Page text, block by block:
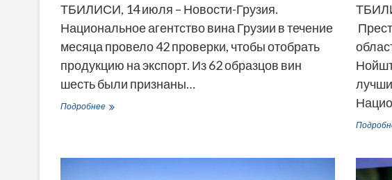
ТБИЛИСИ, 14 июля – Новости-Грузия.
Национальное агентство вина Грузии в течение
месяца провело 42 проверки, чтобы отобрать
продукцию на экспорт. Из 62 образцов вин
шесть были признаны…
ПодробнееГрузинским